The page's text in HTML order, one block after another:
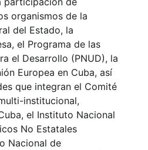
organismos de la
del Estado, la
el Programa de las
el Desarrollo (PNUD), la
Europea en Cuba, así
que integran el Comité
institucional,
el Instituto Nacional
No Estatales
Nacional de